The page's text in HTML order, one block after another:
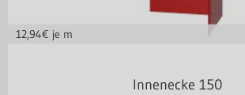
12,94€ je m
Innenecke 150